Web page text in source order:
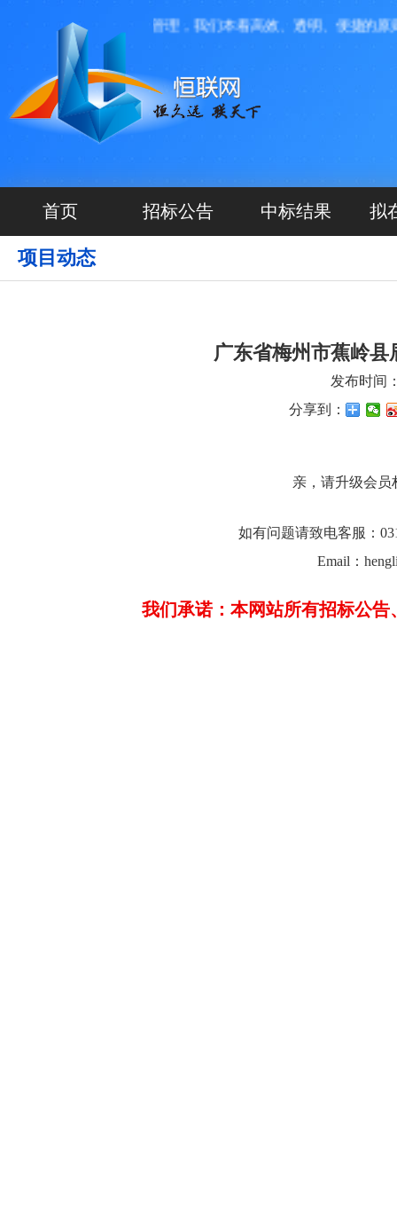
限公司投资运营管理，我们本着高效、透明、便捷的原则
首页 招标公告 中标结果 拟
项目动态
广东省梅州市蕉岭
发布时间
分享到：
亲，请升级会员
如有问题请致电客服：
Email：
我们承诺：本网站所有招标公